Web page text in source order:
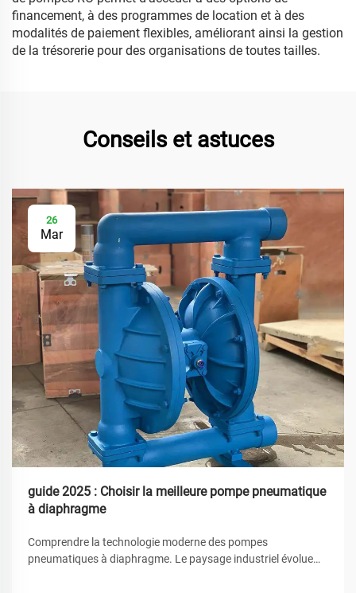
financement, à des programmes de location et à des
modalités de paiement flexibles, améliorant ainsi la gestion
de la trésorerie pour des organisations de toutes tailles.
Conseils et astuces
26
Mar
guide 2025 : Choisir la meilleure pompe pneumatique
à diaphragme
Comprendre la technologie moderne des pompes
pneumatiques à diaphragme. Le paysage industriel évolue